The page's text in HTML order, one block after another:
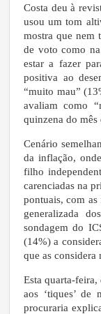
Costa deu à
usou um tom
mostra que nem
de voto como
estar a fazer
positiva ao
“muito mau”
avaliam como
quinzena do mês
Cenário
da inflação,
filho
carenciadas na
pontuais, com as
generalizada
sondagem do
(14%) a
que as considera
Esta quarta-
aos ‘tiques’ de
procuraria